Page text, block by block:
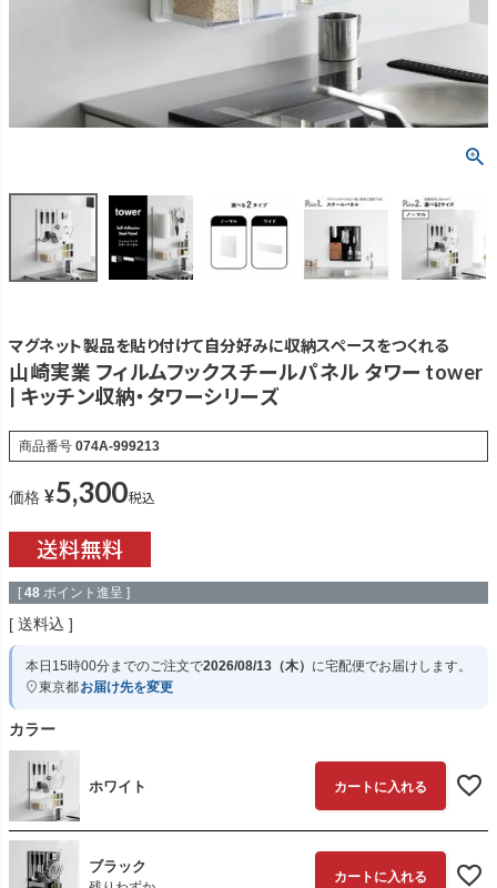
マグネット製品を貼り付けて自分好みに収納スペースをつくれる
山崎実業 フィルムフックスチールパネル タワー tower
| キッチン収納・タワーシリーズ
商品番号 074A-999213
価格 ¥5,300税込
[ 48 ポイント進呈 ]
送料込
本日 15時00分までのご注文で2026/08/13（木） に宅配便でお届けします。
東京都お届け先を変更
カラー
ホワイト カートに入れる
ブラック
カートに入れる